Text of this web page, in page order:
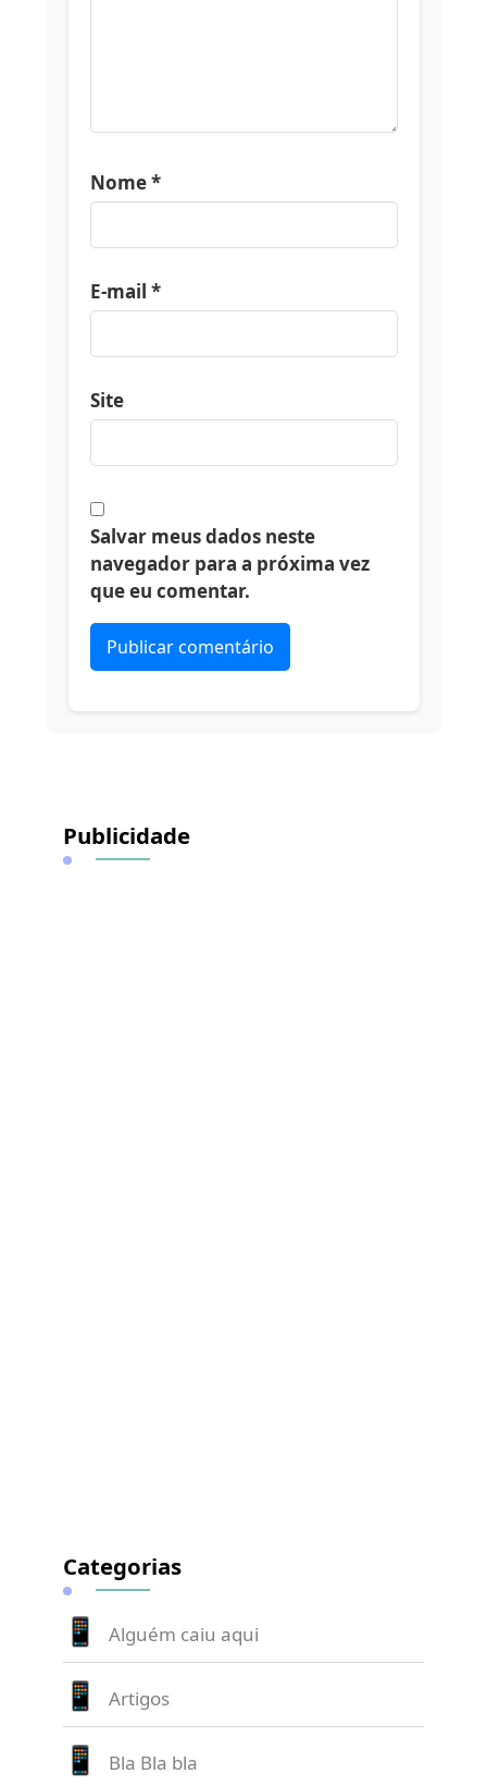
Nome*
E-mail *
Site
Salvar meus dados neste
navegador para a próxima vez
que eu comentar.
Publicidade
Categorias
Alguém caiu aqui
Artigos
Bla Bla bla